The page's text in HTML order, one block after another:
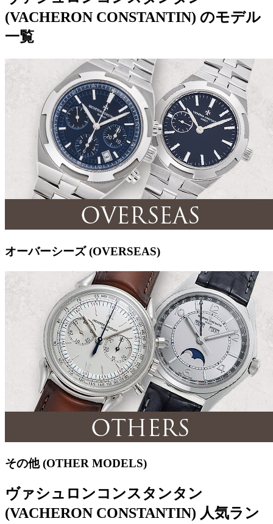
(VACHERON CONSTANTIN) のモデル
一覧
オーバーシーズ (OVERSEAS)
その他 (OTHER MODELS)
ヴァシュロンコンスタンタン
(VACHERON CONSTANTIN) 人気ラン